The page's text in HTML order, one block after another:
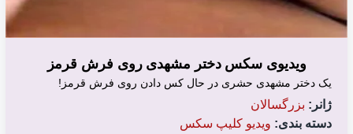
ویدیوی سکس دختر مشهدی روی فرش قرمز
یک دختر مشهدی حشری در حال کس دادن روی فرش قرمز!
ژانر: بزرگسالان
دسته بندی: ویدیو کلیپ سکس